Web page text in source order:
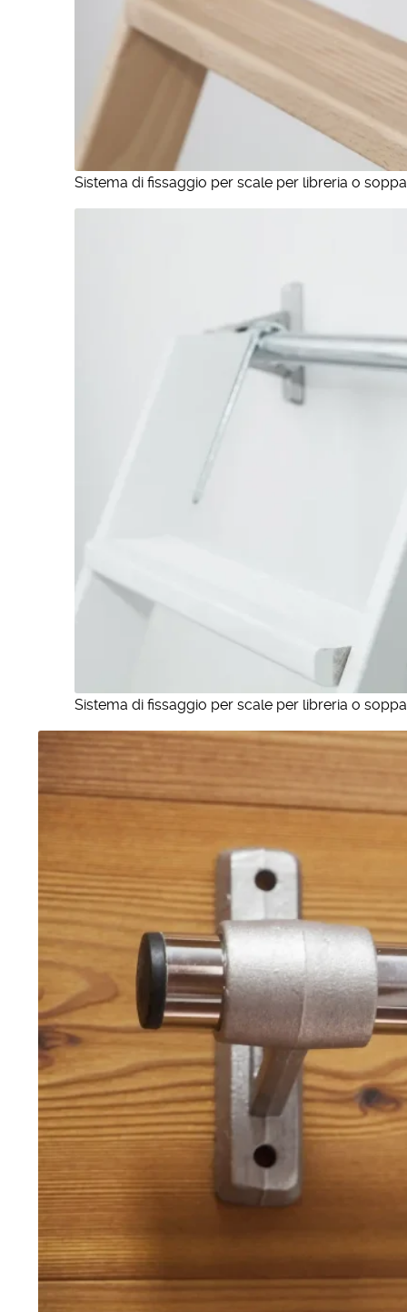
Sistema di fissaggio per scale per libreria o
Sistema di fissaggio per scale per libreria o